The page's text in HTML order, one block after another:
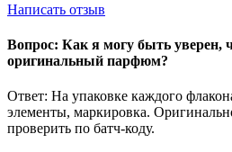
Написать отзыв
Вопрос: Как я могу быть уверен,
оригинальный парфюм?
Ответ: На упаковке каждого
элементы, маркировка.
проверить по батч-коду.